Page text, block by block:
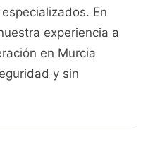
En
experiencia a
en Murcia
y sin